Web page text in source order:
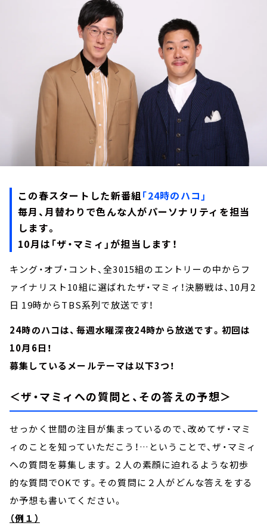
イベント・グッズ
YouTube
この春スタートした新番組「24時のハコ」
毎月、月替わりで色んな人がパーソナリティを担当
します。
10月は「ザ・マミィ」が担当します！
キング・オブ・コント、全3015組のエントリーの中からフ
ァイナリスト10組に選ばれたザ・マミィ！決勝戦は、10月2
日 19時からTBS系列で放送です！
24時のハコは、毎週水曜深夜24時から放送です。初回は
10月6日！
募集しているメールテーマは以下3つ！
＜ザ・マミィへの質問と、その答えの予想＞
せっかく世間の注目が集まっているので、改めてザ・マミ
ィのことを知っていただこう！…ということで、ザ・マミィ
への質問を募集します。２人の素顔に迫れるような初歩
的な質問でOKです。その質問に２人がどんな答えをする
か予想も書いてください。
（例１）